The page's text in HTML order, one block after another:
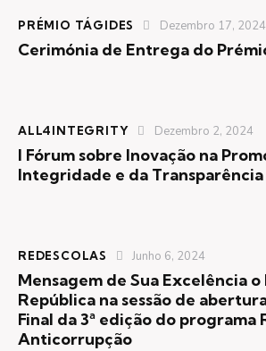
PRÉMIO TÁGIDES Dezembro 17, 2024
Cerimónia de Entrega do
ALL4INTEGRITY Dezembro 2, 2024
I Fórum sobre Inovação na
Integridade e da Transparência
REDESCOLAS Junho 6, 2024
Mensagem de Sua Excelência
República na sessão de
Final da 3ª edição do programa
Anticorrupção